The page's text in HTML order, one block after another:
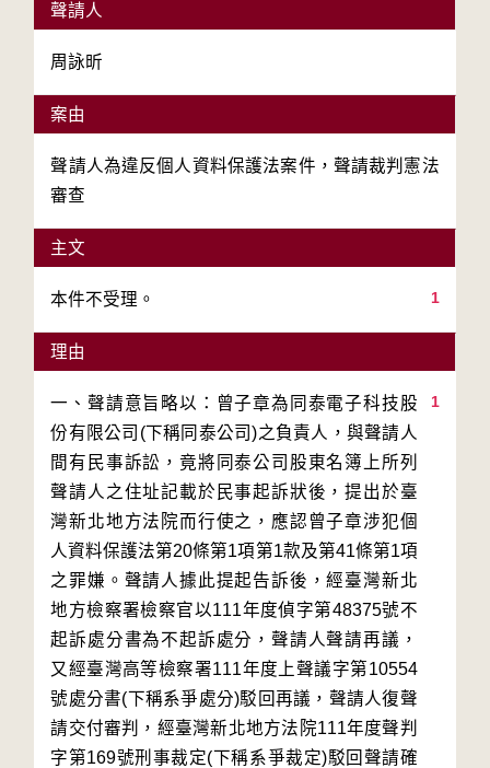
聲請人
周詠昕
案由
聲請人為違反個人資料保護法案件，聲請裁判憲法
審查
主文
1
本件不受理。
理由
1
一、聲請意旨略以：曾子章為同泰電子科技股
份有限公司(下稱同泰公司)之負責人，與聲請人
間有民事訴訟，竟將同泰公司股東名簿上所列
聲請人之住址記載於民事起訴狀後，提出於臺
灣新北地方法院而行使之，應認曾子章涉犯個
人資料保護法第20條第1項第1款及第41條第1項
之罪嫌。聲請人據此提起告訴後，經臺灣新北
地方檢察署檢察官以111年度偵字第48375號不
起訴處分書為不起訴處分，聲請人聲請再議，
又經臺灣高等檢察署111年度上聲議字第10554
號處分書(下稱系爭處分)駁回再議，聲請人復聲
請交付審判，經臺灣新北地方法院111年度聲判
字第169號刑事裁定(下稱系爭裁定)駁回聲請確